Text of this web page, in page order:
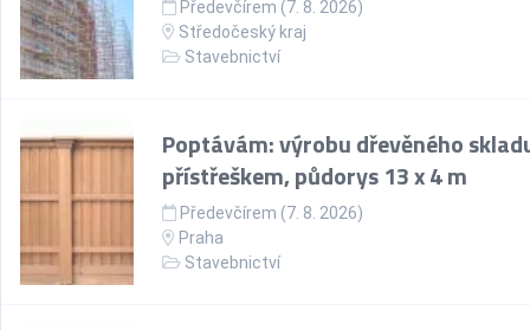
Předevčírem (7. 8. 2026)
Středočeský kraj
Stavebnictví
Poptávám: výrobu dřevěného
přístřeškem, půdorys 13 x 4 m
Předevčírem (7. 8. 2026)
Praha
Stavebnictví